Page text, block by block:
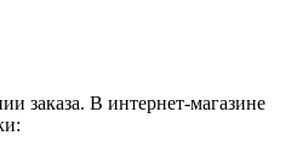
заказа. В интернет-магазине